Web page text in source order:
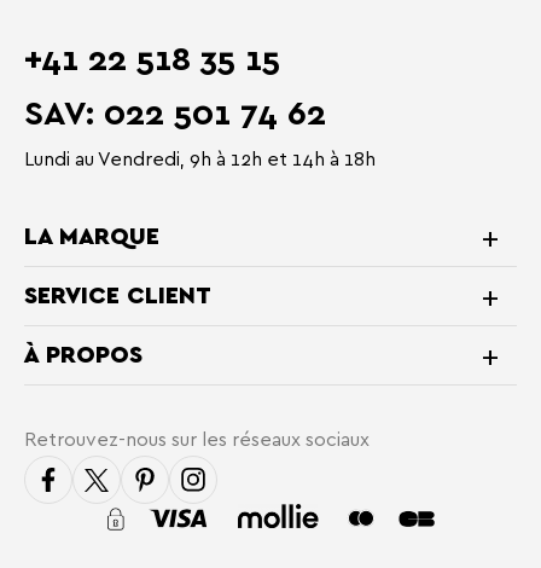
+41 22 518 35 15
SAV: 022 501 74 62
Lundi au Vendredi, 9h à 12h et 14h à 18h
LA MARQUE
SERVICE CLIENT
À PROPOS
Retrouvez-nous sur les réseaux sociaux